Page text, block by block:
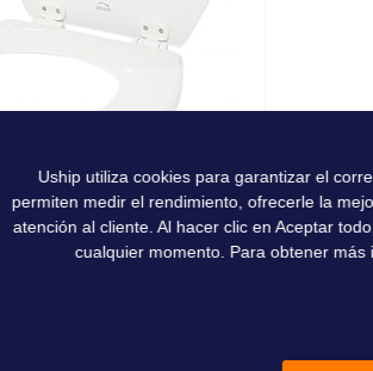
Uship utiliza cookies para garantizar el
permiten medir el rendimiento, ofrecerle la
atención al cliente. Al hacer clic en Aceptar
cualquier momento. Para obtener